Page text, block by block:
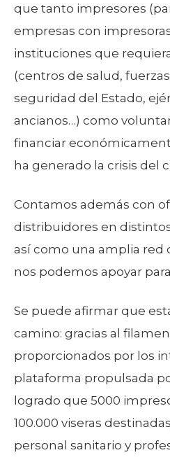
que tanto impresores
empresas con
instituciones que
(centros de salud,
seguridad del Estado,
ancianos…) como
financiar
ha generado la crisis del
Contamos además con
distribuidores en
así como una amplia red
nos podemos apoyar
Se puede afirmar que
camino: gracias al
proporcionados por los
plataforma propulsada
logrado que 5000
100.000 viseras
personal sanitario y